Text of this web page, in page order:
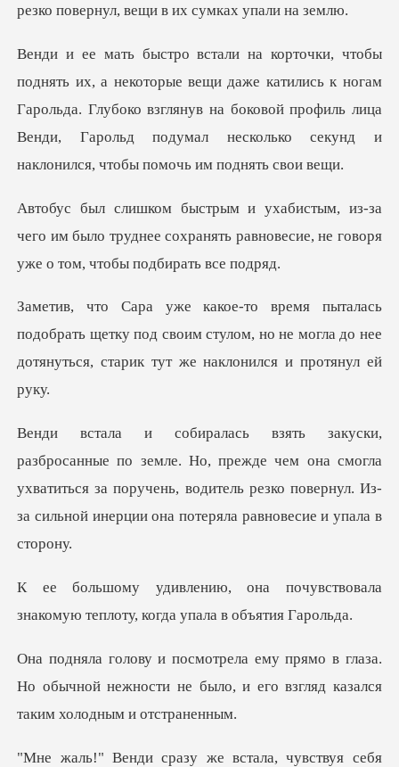
резко повернул
аже катились к ногам
Гарольда. Глубоко взглянув на боковой профиль лица
Венди,
чего им было труднее сохранять равновесие, не
рать щетку под своим стулом, но не могла до нее
дот
прежде чем она смогла
ухватиться за поручень, водитель резко повер
очувствовала
знакомую теплоту,
глаза.
Но обычной нежности не было, и его